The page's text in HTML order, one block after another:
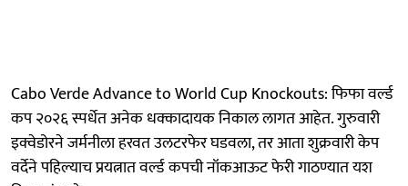
Cabo Verde Advance to World Cup Knockouts: फिफा वर्ल्ड
कप २०२६ स्पर्धेत अनेक धक्कादायक निकाल लागत आहेत. गुरुवारी
इक्वेडोरने जर्मनीला हरवत उलटरफेर घडवला, तर आता शुक्रवारी केप
वर्देने पहिल्याच प्रयत्नात वर्ल्ड कपची नॉकआऊट फेरी गाठण्यात यश